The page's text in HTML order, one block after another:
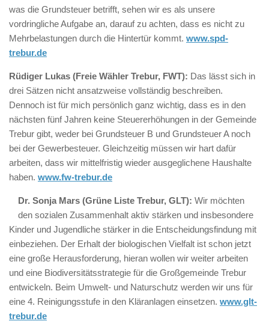
was die Grundsteuer betrifft, sehen wir es als unsere
vordringliche Aufgabe an, darauf zu achten, dass es nicht zu
Mehrbelastungen durch die Hintertür kommt. www.spd-
trebur.de
Rüdiger Lukas (Freie Wähler Trebur, FWT): Das lässt sich in
drei Sätzen nicht ansatzweise vollständig beschreiben.
Dennoch ist für mich persönlich ganz wichtig, dass es in den
nächsten fünf Jahren keine Steuererhöhungen in der Gemeinde
Trebur gibt, weder bei Grundsteuer B und Grundsteuer A noch
bei der Gewerbesteuer. Gleichzeitig müssen wir hart dafür
arbeiten, dass wir mittelfristig wieder ausgeglichene Haushalte
haben. www.fw-trebur.de
Dr. Sonja Mars (Grüne Liste Trebur, GLT): Wir möchten
den sozialen Zusammenhalt aktiv stärken und insbesondere
Kinder und Jugendliche stärker in die Entscheidungsfindung mit
einbeziehen. Der Erhalt der biologischen Vielfalt ist schon jetzt
eine große Herausforderung, hieran wollen wir weiter arbeiten
und eine Biodiversitätsstrategie für die Großgemeinde Trebur
entwickeln. Beim Umwelt- und Naturschutz werden wir uns für
eine 4. Reinigungsstufe in den Kläranlagen einsetzen. www.glt-
trebur.de